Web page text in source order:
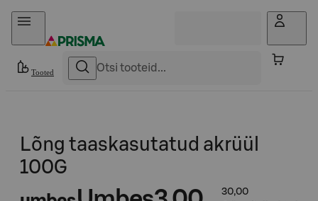
Otse sisu juurde
Tooted
Lõng taaskasutatud akrüül
100G
30,00